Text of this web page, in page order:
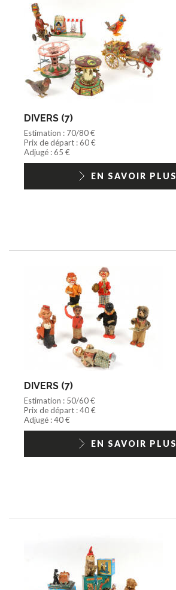
DIVERS (7)
Estimation : 70/80 €
Prix de départ : 60 €
Adjugé : 65 €
EN SAVOIR PLUS
DIVERS (7)
Estimation : 50/60 €
Prix de départ : 40 €
Adjugé : 40 €
EN SAVOIR PLUS